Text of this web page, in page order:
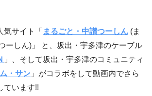
サイト「 まるごと・中讃つーしん (ま
ーしん)」 と、坂出・宇多津のケーブル
」、そして坂出・宇多津のコミュニティ
・サン 」がコラボをして動画内でさら
ています!!